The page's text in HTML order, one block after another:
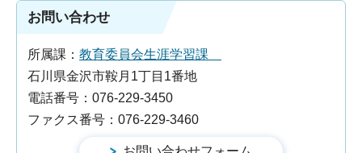
お問い合わせ
所属課： 教育委員会生涯学習課
石川県金沢市鞍月1丁目1番地
電話番号：076-229-3450
ファクス番号：076-229-3460